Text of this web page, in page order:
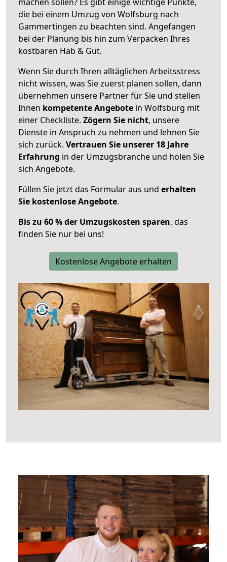
die bei einem Umzug von Wolfsburg nach
Gammertingen zu beachten sind. Angefangen
bei der Planung bis hin zum Verpacken Ihres
kostbaren Hab & Gut.
Wenn Sie durch Ihren alltäglichen Arbeitsstress
nicht wissen, was Sie zuerst planen sollen, dann
übernehmen unsere Partner für Sie und stellen
Ihnen kompetente Angebote in Wolfsburg mit
einer Checkliste. Zögern Sie nicht, unsere
Dienste in Anspruch zu nehmen und lehnen Sie
sich zurück. Vertrauen Sie unserer 18 Jahre
Erfahrung in der Umzugsbranche und holen Sie
sich Angebote.
Füllen Sie jetzt das Formular aus und erhalten
Sie kostenlose Angebote.
Bis zu 60 % der Umzugskosten sparen, das
finden Sie nur bei uns!
Kostenlose Angebote erhalten